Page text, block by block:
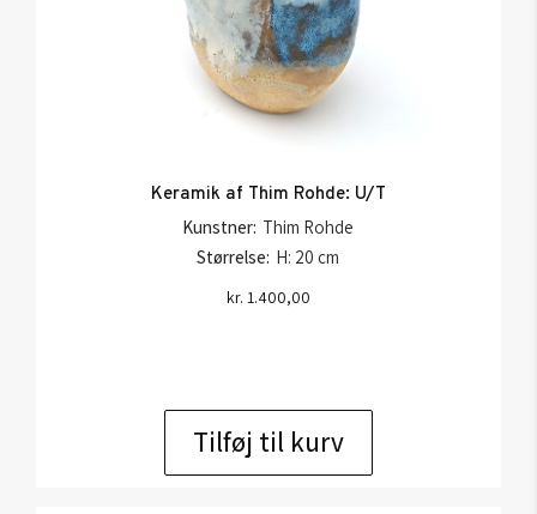
Keramik af Thim Rohde: U/T
Kunstner: Thim Rohde
Størrelse: H: 20 cm
kr. 1.400,00
Tilføj til kurv